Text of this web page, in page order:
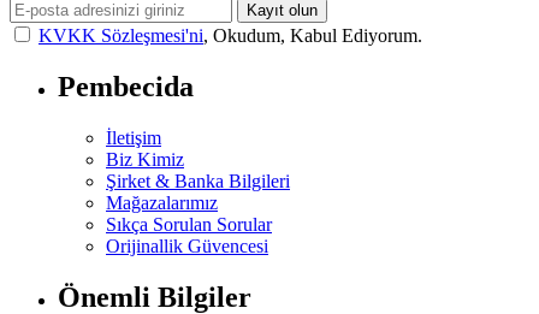
Kayıt olun
KVKK Sözleşmesi'ni, Okudum, Kabul Ediyorum.
Pembecida
İletişim
Biz Kimiz
Şirket & Banka Bilgileri
Mağazalarımız
Sıkça Sorulan Sorular
Orijinallik Güvencesi
Önemli Bilgiler